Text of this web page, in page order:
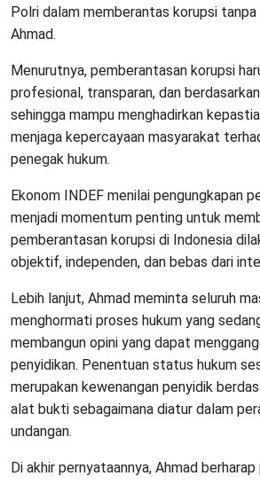
Polri dalam memberantas korupsi tanpa
Ahmad.
Menurutnya, pemberantasan korupsi
profesional, transparan, dan
sehingga mampu menghadirkan
menjaga kepercayaan masyarakat
penegak hukum.
Ekonom INDEF menilai pengungkapan
menjadi momentum penting untuk
pemberantasan korupsi di Indonesia
objektif, independen, dan bebas dari
Lebih lanjut, Ahmad meminta seluruh
menghormati proses hukum yang
membangun opini yang dapat
penyidikan. Penentuan status hukum
merupakan kewenangan penyidik
alat bukti sebagaimana diatur dalam
undangan.
Di akhir pernyataannya, Ahmad